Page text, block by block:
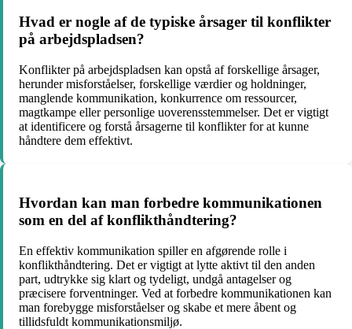
Hvad er nogle af de typiske årsager til konflikter
på arbejdspladsen?
Konflikter på arbejdspladsen kan opstå af forskellige årsager,
herunder misforståelser, forskellige værdier og holdninger,
manglende kommunikation, konkurrence om ressourcer,
magtkampe eller personlige uoverensstemmelser. Det er vigtigt
at identificere og forstå årsagerne til konflikter for at kunne
håndtere dem effektivt.
Hvordan kan man forbedre kommunikationen
som en del af konflikthåndtering?
En effektiv kommunikation spiller en afgørende rolle i
konflikthåndtering. Det er vigtigt at lytte aktivt til den anden
part, udtrykke sig klart og tydeligt, undgå antagelser og
præcisere forventninger. Ved at forbedre kommunikationen kan
man forebygge misforståelser og skabe et mere åbent og
tillidsfuldt kommunikationsmiljø.